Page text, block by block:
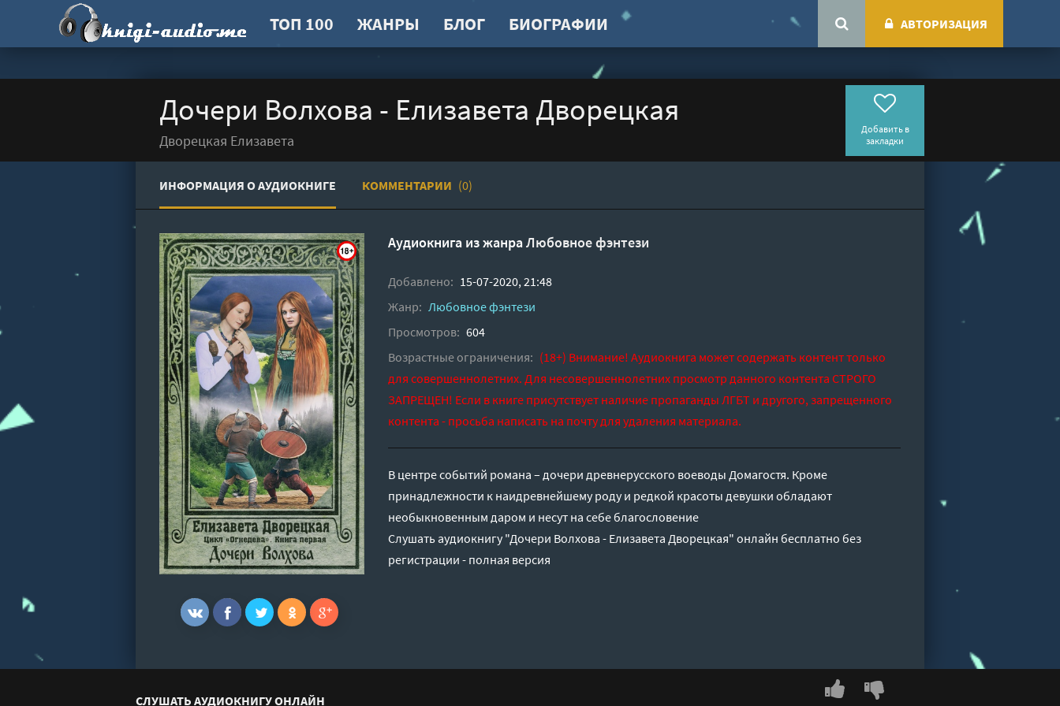
ТОП 100 ЖАНРЫ БЛОГ БИОГРАФИИ АВТОРИЗАЦИЯ
Дочери Волхова - Елизавета Дворецкая
Дворецкая Елизавета
Добавить в
закладки
ИНФОРМАЦИЯ О АУДИОКНИГЕ КОММЕНТАРИИ (0)
Аудиокнига из жанраЛюбовное фэнтези
Добавлено: 15-07-2020, 21:48
Жанр: Любовное фэнтези
Просмотров: 604
Возрастные ограничения: (18+) Внимание! Аудиокнига может содержать контент только
для совершеннолетних. Для несовершеннолетних просмотр данного контента СТРОГО
ЗАПРЕЩЕН! Если в книге присутствует наличие пропаганды ЛГБТ и другого, запрещенного
контента - просьба написать на почту для удаления материала.
В центре событий романа – дочери древнерусского воеводы Домагостя. Кроме
принадлежности к наидревнейшему роду и редкой красоты девушки обладают
необыкновенным даром и несут на себе благословение
Слушать аудиокнигу "Дочери Волхова - Елизавета Дворецкая" онлайн бесплатно без
регистрации - полная версия
СЛУШАТЬ АУДИОКНИГУ ОНЛАЙН